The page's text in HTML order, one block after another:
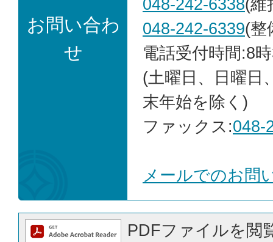
お問い合わ
せ
048-242-6338(維
048-242-6339(整
電話受付時間:8
(土曜日、日曜日
末年始を除く)
ファックス:048-
メールでのお問
PDFファイルを閲